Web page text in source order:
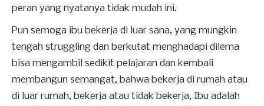
peran yang nyatanya tidak mudah ini.
Pun semoga ibu bekerja di luar sana, yang mungkin
tengah struggling dan berkutat menghadapi dilema
bisa mengambil sedikit pelajaran dan kembali
membangun semangat, bahwa bekerja di rumah atau
di luar rumah, bekerja atau tidak bekerja, Ibu adalah